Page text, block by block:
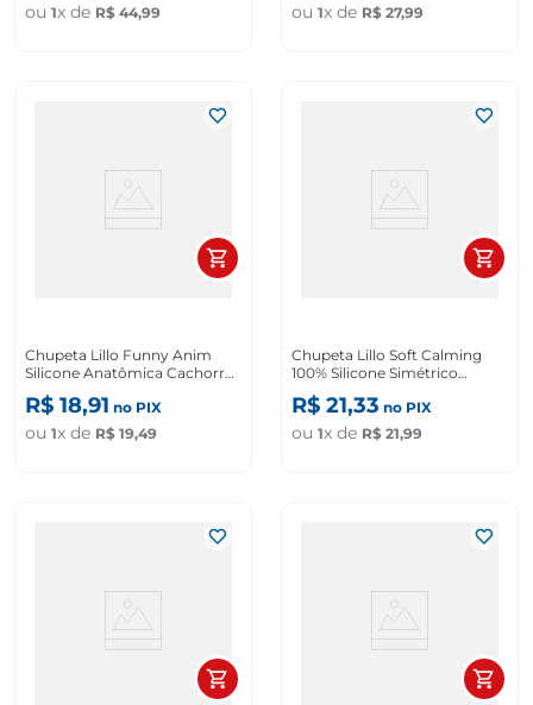
ou 1x de R$ 44,99 ou 1x de R$ 27,99
Chupeta Lillo Funny Anim
Silicone Anatômica Cachorro
Tamanho 2
R$ 18,91 no PIX
ou 1x de R$ 19,49
Chupeta Lillo Soft Calming
100% Silicone Simétrico
Tamanho 2
R$ 21,33 no PIX
ou 1x de R$ 21,99